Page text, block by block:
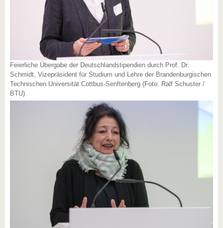
Feierliche Übergabe der Deutschlandstipendien durch Prof. Dr.
Schmidt, Vizepräsident für Studium und Lehre der Brandenburgischen
Technischen Universität Cottbus-Senftenberg (Foto: Ralf Schuster /
BTU)